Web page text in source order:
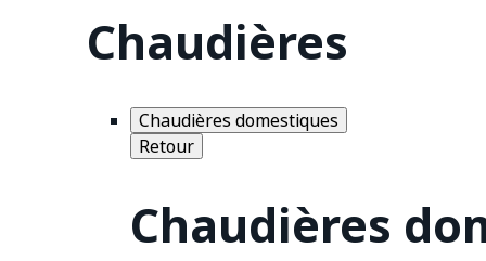
Chaudières
Chaudières domestiques
Retour
Chaudières